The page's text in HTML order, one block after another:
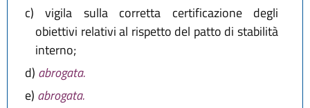
c) vigila sulla corretta certificazione degli
obiettivi relativi al rispetto del patto di stabilità
interno;
d) abrogata.
e) abrogata.